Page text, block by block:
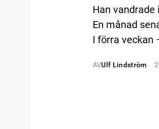
Han
En månad
I förra veckan
AVUlf Lindström